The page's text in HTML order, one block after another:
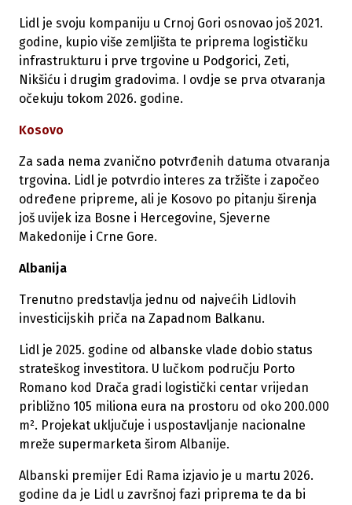
Lidl je svoju kompaniju u Crnoj Gori osnovao još 2021.
godine, kupio više zemljišta te priprema logističku
infrastrukturu i prve trgovine u Podgorici, Zeti,
Nikšiću i drugim gradovima. I ovdje se prva otvaranja
očekuju tokom 2026. godine.
Kosovo
Za sada nema zvanično potvrđenih datuma otvaranja
trgovina. Lidl je potvrdio interes za tržište i započeo
određene pripreme, ali je Kosovo po pitanju širenja
još uvijek iza Bosne i Hercegovine, Sjeverne
Makedonije i Crne Gore.
Albanija
Trenutno predstavlja jednu od najvećih Lidlovih
investicijskih priča na Zapadnom Balkanu.
Lidl je 2025. godine od albanske vlade dobio status
strateškog investitora. U lučkom području Porto
Romano kod Drača gradi logistički centar vrijedan
približno 105 miliona eura na prostoru od oko 200.000
m². Projekat uključuje i uspostavljanje nacionalne
mreže supermarketa širom Albanije.
Albanski premijer Edi Rama izjavio je u martu 2026.
godine da je Lidl u završnoj fazi priprema te da bi